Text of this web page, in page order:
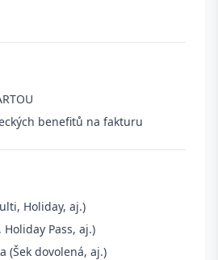
benefitů na fakturu
Holiday, aj.)
Holiday Pass, aj.)
(Šek dovolená, aj.)